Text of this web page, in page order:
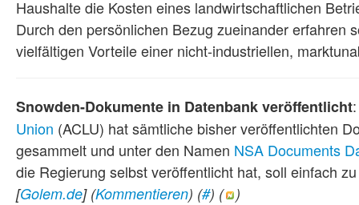
Haushalte die Kosten eines landwirtschaftlichen
Durch den persönlichen Bezug zueinander erfahren
vielfältigen Vorteile einer nicht-industriellen,
Snowden-Dokumente in Datenbank veröffentlicht
Union (ACLU) hat sämtliche bisher veröffentlichten
gesammelt und unter den Namen NSA Documents
die Regierung selbst veröffentlicht hat, soll einfach
[Golem.de] (Kommentieren) (#) ( )